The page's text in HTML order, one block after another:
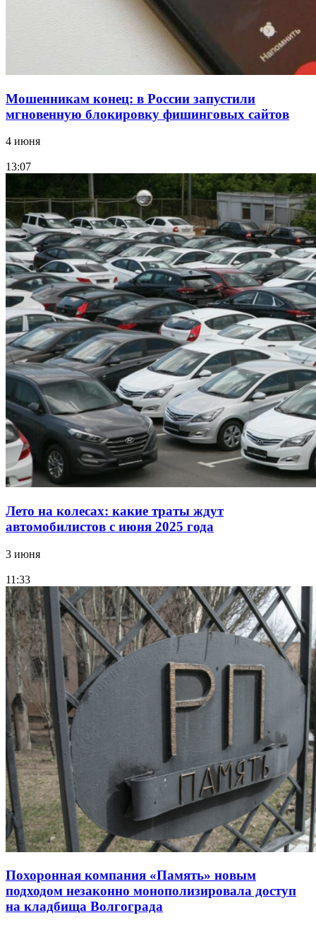
Мошенникам конец: в России запустили
мгновенную блокировку фишинговых сайтов
4 июня
13:07
Лето на колесах: какие траты ждут
автомобилистов с июня 2025 года
3 июня
11:33
Похоронная компания «Память» новым
подходом незаконно монополизировала доступ
на кладбища Волгограда